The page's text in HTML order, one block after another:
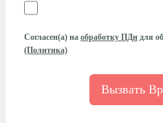
Согласен(а) на обработку ПДн для
(Политика)
Вызвать